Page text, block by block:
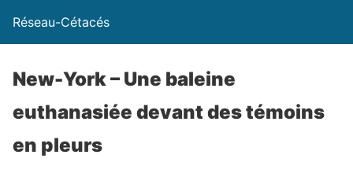
Réseau-Cétacés
New-York – Une baleine
euthanasiée devant des témoins
en pleurs